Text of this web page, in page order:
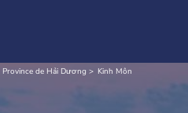
Province de Hải Dương Kinh Môn